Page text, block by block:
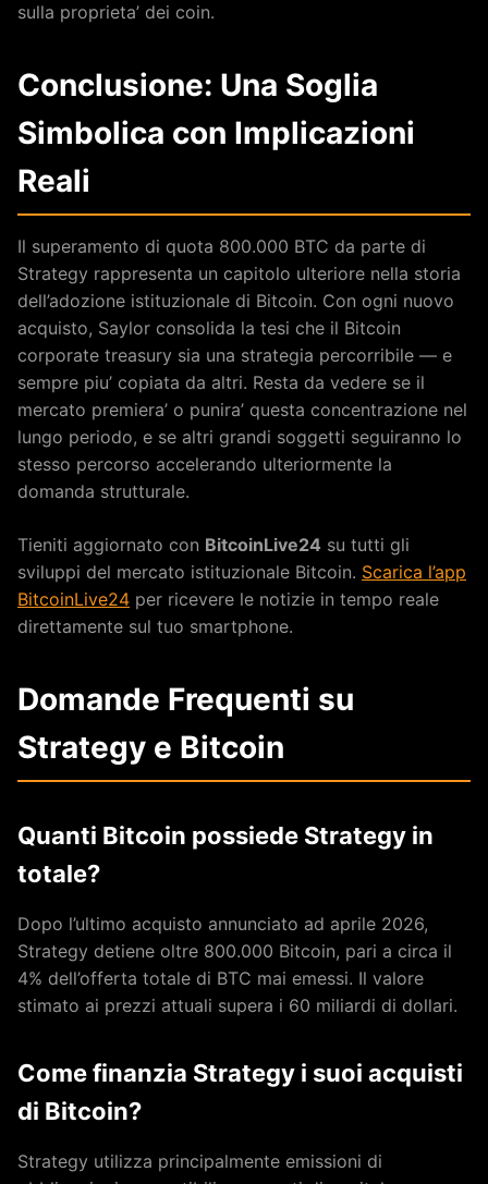
sulla proprieta’ dei coin.
Conclusione: Una Soglia
Simbolica con Implicazioni
Reali
Il superamento di quota 800.000 BTC da parte di
Strategy rappresenta un capitolo ulteriore nella storia
dell’adozione istituzionale di Bitcoin. Con ogni nuovo
acquisto, Saylor consolida la tesi che il Bitcoin
corporate treasury sia una strategia percorribile — e
sempre piu’ copiata da altri. Resta da vedere se il
mercato premiera’ o punira’ questa concentrazione nel
lungo periodo, e se altri grandi soggetti seguiranno lo
stesso percorso accelerando ulteriormente la
domanda strutturale.
Tieniti aggiornato con BitcoinLive24 su tutti gli
sviluppi del mercato istituzionale Bitcoin. Scarica l’app
BitcoinLive24 per ricevere le notizie in tempo reale
direttamente sul tuo smartphone.
Domande Frequenti su
Strategy e Bitcoin
Quanti Bitcoin possiede Strategy in
totale?
Dopo l’ultimo acquisto annunciato ad aprile 2026,
Strategy detiene oltre 800.000 Bitcoin, pari a circa il
4% dell’offerta totale di BTC mai emessi. Il valore
stimato ai prezzi attuali supera i 60 miliardi di dollari.
Come finanzia Strategy i suoi acquisti
di Bitcoin?
Strategy utilizza principalmente emissioni di